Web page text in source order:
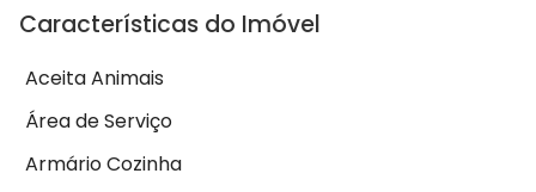
Características do Imóvel
Aceita Animais
Área de Serviço
Armário Cozinha